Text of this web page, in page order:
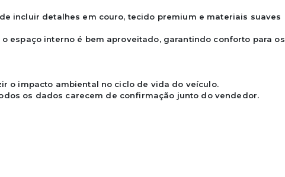
incluir detalhes em couro, tecido premium e materiais suaves
espaço interno é bem aproveitado, garantindo conforto para os
o impacto ambiental no ciclo de vida do veículo.
os dados carecem de confirmação junto do vendedor.